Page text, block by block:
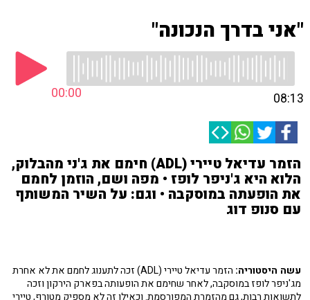
"אני בדרך הנכונה"
00:00 08:13
הזמר עדיאל טיירי (ADL) חימם את ג'ני מהבלוק,
הלוא היא ג'ניפר לופז • מפה ושם, הוזמן לחמם
את הופעתה במוסקבה • וגם: על השיר המשותף
עם סנופ דוג
עשה היסטוריה:
הזמר עדיאל טיירי (ADL) זכה לתענוג לחמם את לא אחרת
מג'ניפר לופז במוסקבה, לאחר שחימם את הופעותה בפארק הירקון וזכה
לתשואות רבות, גם מהזמרת המפורסמת. וכאילו זה לא מספיק מטורף, טיירי